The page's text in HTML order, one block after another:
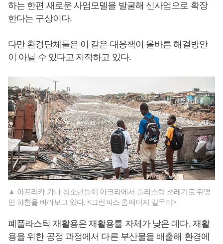
하는 한편 새로운 사업모델을 발굴해 신사업으로 확장
한다는 구상이다.
다만 환경단체들은 이 같은 대응책이 올바른 해결방안
이 아닐 수 있다고 지적하고 있다.
▲ 아프리카 가나 청소년들이 아크라에서 플라스틱 쓰레기로 뒤덮
인 하천을 바라보고 있다. <그린피스 홈페이지 갈무리>
폐플라스틱 재활용은 재활용률 자체가 낮은 데다, 재활
용을 위한 공정 과정에서 다른 부산물을 배출해 환경에